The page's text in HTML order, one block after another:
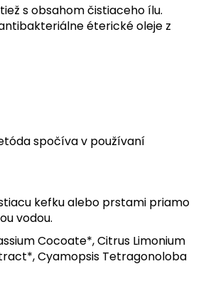
s obsahom čistiaceho ílu.
éterické oleje z
spočíva v používaní
kefku alebo prstami priamo
vodou.
Cocoate*, Citrus Limonium
Cyamopsis Tetragonoloba